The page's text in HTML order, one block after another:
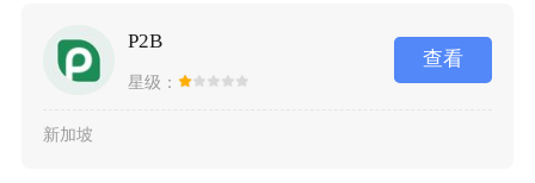
P2B
星级：
查看
新加坡